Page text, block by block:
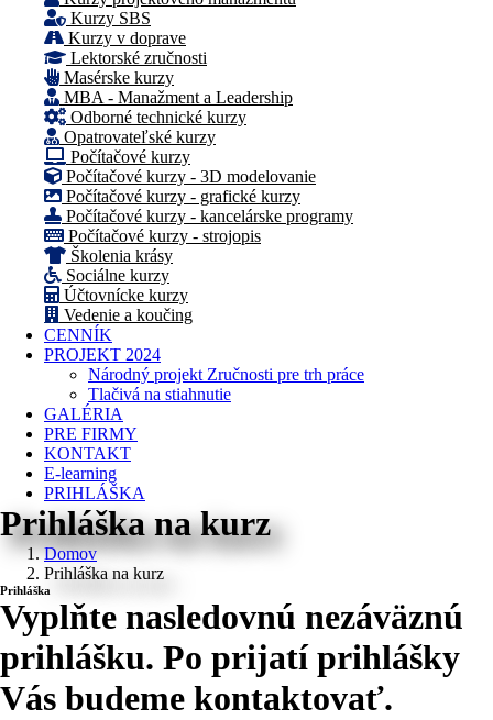
Kurzy SBS
Kurzy v doprave
Lektorské zručnosti
Masérske kurzy
MBA - Manažment a Leadership
Odborné technické kurzy
Opatrovateľské kurzy
Počítačové kurzy
Počítačové kurzy - 3D modelovanie
Počítačové kurzy - grafické kurzy
Počítačové kurzy - kancelárske programy
Počítačové kurzy - strojopis
Školenia krásy
Sociálne kurzy
Účtovnícke kurzy
Vedenie a koučing
CENNÍK
PROJEKT 2024
Národný projekt Zručnosti pre trh práce
Tlačivá na stiahnutie
GALÉRIA
PRE FIRMY
KONTAKT
E-learning
PRIHLÁŠKA
Prihláška na kurz
Domov
Prihláška na kurz
Prihláška
Vyplňte nasledovnú nezáväznú
prihlášku. Po prijatí prihlášky
Vás budeme kontaktovať.